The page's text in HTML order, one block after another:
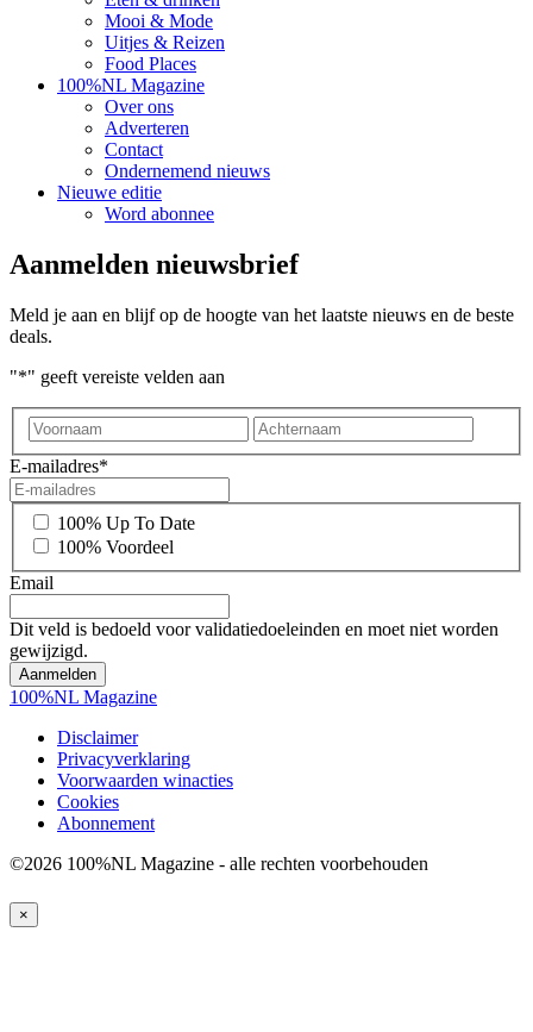
Mooi & Mode
Uitjes & Reizen
Food Places
100%NL Magazine
Over ons
Adverteren
Contact
Ondernemend nieuws
Nieuwe editie
Word abonnee
Aanmelden nieuwsbrief
Meld je aan en blijf op de hoogte van het laatste nieuws en de beste
deals.
"*" geeft vereiste velden aan
Voornaam
E-mailadres*
*
100% Up To Date
100% Voordeel
Email
Dit veld is bedoeld voor validatiedoeleinden en moet niet worden
gewijzigd.
100%NL Magazine
Disclaimer
Privacyverklaring
Voorwaarden winacties
Cookies
Abonnement
©2026 100%NL Magazine - alle rechten voorbehouden
×